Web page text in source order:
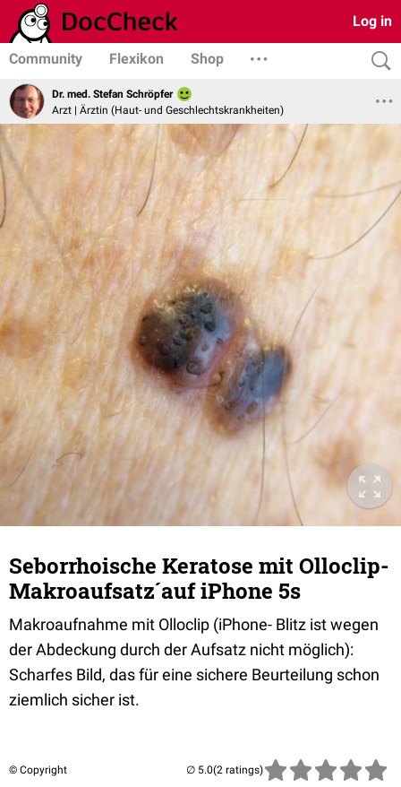
Log in
Community Flexikon Shop
Dr. med. Stefan Schröpfer
Arzt | Ärztin (Haut- und Geschlechtskrankheiten)
Seborrhoische Keratose mit Olloclip-
Makroaufsatz´auf iPhone 5s
Makroaufnahme mit Olloclip (iPhone- Blitz ist wegen
der Abdeckung durch der Aufsatz nicht möglich):
Scharfes Bild, das für eine sichere Beurteilung schon
ziemlich sicher ist.
© Copyright (2 ratings)